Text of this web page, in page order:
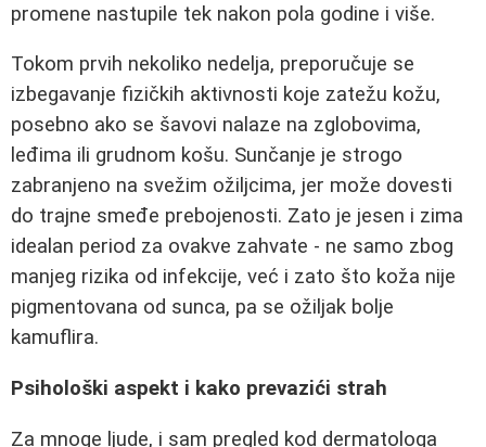
promene nastupile tek nakon pola godine i više.
Tokom prvih nekoliko nedelja, preporučuje se
izbegavanje fizičkih aktivnosti koje zatežu kožu,
posebno ako se šavovi nalaze na zglobovima,
leđima ili grudnom košu. Sunčanje je strogo
zabranjeno na svežim ožiljcima, jer može dovesti
do trajne smeđe prebojenosti. Zato je jesen i zima
idealan period za ovakve zahvate - ne samo zbog
manjeg rizika od infekcije, već i zato što koža nije
pigmentovana od sunca, pa se ožiljak bolje
kamuflira.
Psihološki aspekt i kako prevazići strah
Za mnoge ljude, i sam pregled kod dermatologa